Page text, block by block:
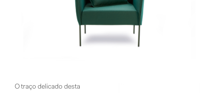
O traço delicado desta